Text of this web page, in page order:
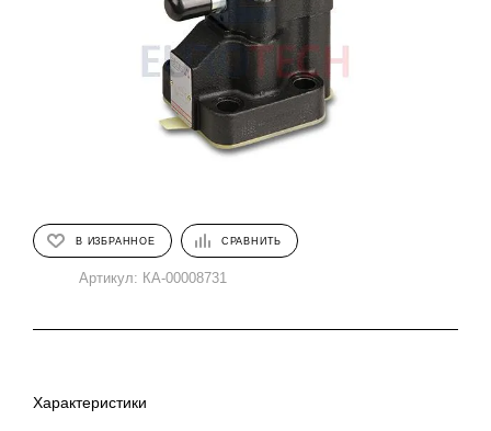
В ИЗБРАННОЕ СРАВНИТЬ
Артикул: КА-00008731
Характеристики